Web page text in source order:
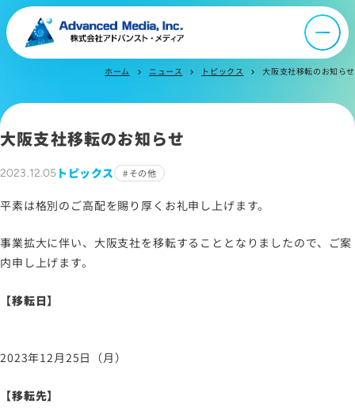
オウンドメディア
採用情報
IR情報
よくあるご質問
お問い合わせ
サイトのご利用について
ホーム chevron_right ニュース chevron_right トピックス chevron_right 大阪支社移転のお知らせ
大阪支社移転のお知らせ
2023.12.05 トピックス その他
平素は格別のご高配を賜り厚くお礼申し上げます。
事業拡大に伴い、大阪支社を移転することとなりましたので、ご案
内申し上げます。
【移転日】
2023年12月25日（月）
【移転先】